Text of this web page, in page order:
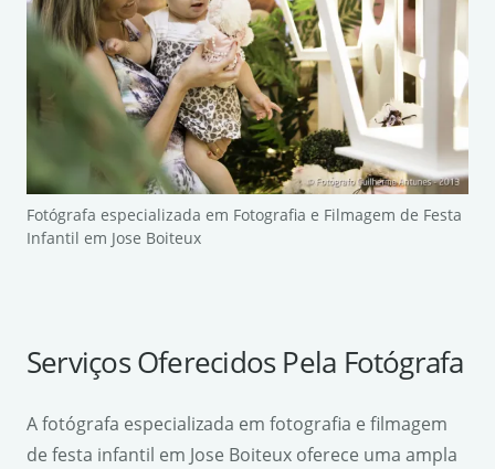
Fotógrafa especializada em Fotografia e Filmagem de Festa
Infantil em Jose Boiteux
Serviços Oferecidos Pela Fotógrafa
A fotógrafa especializada em fotografia e filmagem
de festa infantil em Jose Boiteux oferece uma ampla